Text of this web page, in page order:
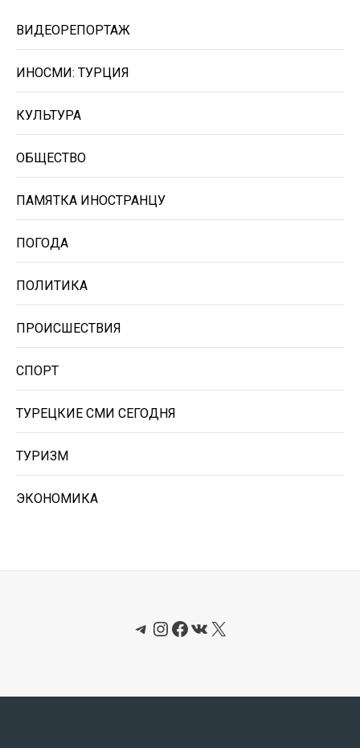
ВИДЕОРЕПОРТАЖ
ИНОСМИ: ТУРЦИЯ
КУЛЬТУРА
ОБЩЕСТВО
ПАМЯТКА ИНОСТРАНЦУ
ПОГОДА
ПОЛИТИКА
ПРОИСШЕСТВИЯ
СПОРТ
ТУРЕЦКИЕ СМИ СЕГОДНЯ
ТУРИЗМ
ЭКОНОМИКА
Telegram
Instagram
Facebook
ВКонтакте
X